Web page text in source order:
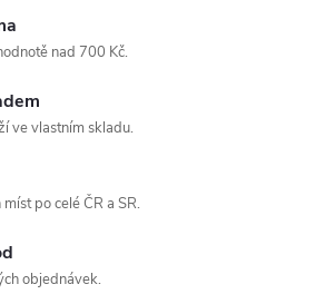
nad 700 Kč.
ve vlastním skladu.
po celé ČR a SR.
objednávek.